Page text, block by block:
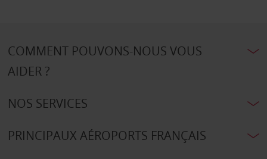
COMMENT POUVONS-NOUS VOUS
AIDER ?
NOS SERVICES
PRINCIPAUX AÉROPORTS FRANÇAIS